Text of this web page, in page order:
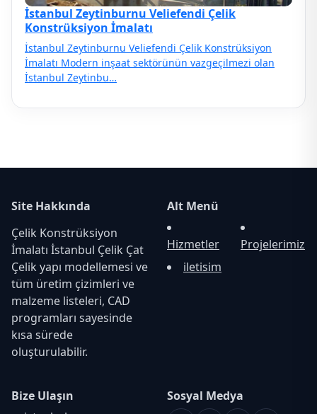
İstanbul Zeytinburnu Veliefendi Çelik
Konstrüksiyon İmalatı
İstanbul Zeytinburnu Veliefendi Çelik Konstrüksiyon
İmalatı Modern inşaat sektörünün vazgeçilmezi olan
İstanbul Zeytinbu…
Site Hakkında
Çelik Konstrüksiyon
İmalatı İstanbul Çelik Çat
Çelik yapı modellemesi ve
tüm üretim çizimleri ve
malzeme listeleri, CAD
programları sayesinde
kısa sürede
oluşturulabilir.
Alt Menü
Hizmetler
Projelerimiz
iletisim
Bize Ulaşın
Sosyal Medya